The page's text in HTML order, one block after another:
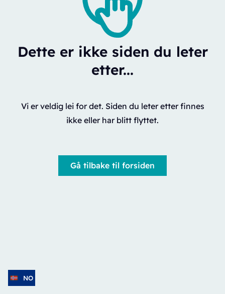
Dette er ikke siden du leter
etter...
Vi er veldig lei for det. Siden du leter etter finnes
ikke eller har blitt flyttet.
Gå tilbake til forsiden
NO